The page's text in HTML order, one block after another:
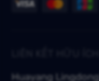
Huayang Lingdong